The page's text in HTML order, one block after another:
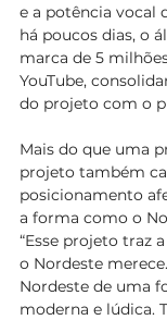
e a potência vocal
há poucos dias, o
marca de 5
YouTube,
do projeto com o
Mais do que uma
projeto também
posicionamento
a forma como o
“Esse projeto traz
o Nordeste
Nordeste de uma
moderna e lúdica.